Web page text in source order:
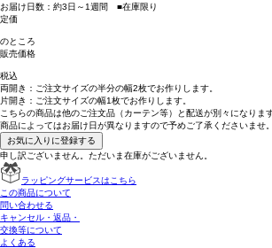
お届け日数：約3日～1週間 ■在庫限り
定価
のところ
販売価格
税込
両開き： ご注文サイズの半分の幅2枚でお作りします。
片開き： ご注文サイズの幅1枚でお作りします。
こちらの商品は他のご注文品（カーテン等）と配送が別々 になりま
商品によってはお届け日が異なりますので予めご了承くださいませ。
お気に入りに登録する
申し訳ございません。ただいま在庫がございません。
ラッピングサービスはこちら
この商品について
問い合わせる
キャンセル・返品・
交換等について
よくある